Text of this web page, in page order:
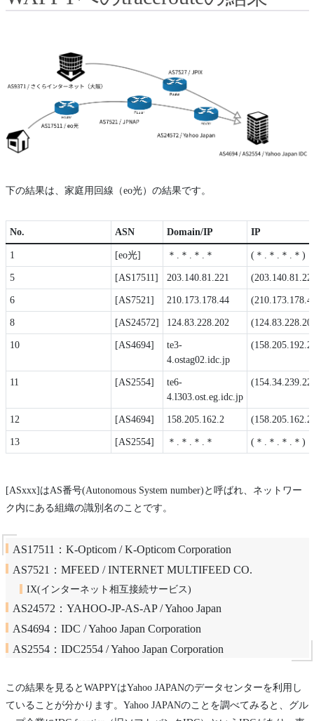
下の結果は、家庭用回線（eo光）の結果です。
No. ASN Domain/IP IP
1 [eo光] ＊.＊.＊.＊ (＊.＊.＊.＊)
5 [AS17511] 203.140.81.221
6 [AS7521] 210.173.178.44
8 [AS24572] 124.83.228.202
10 [AS4694]
te3-
4.ostag02.idc.jp
11 [AS2554]
te6-
4.l303.ost.eg.idc.jp
12 [AS4694] 158.205.162.2
13 [AS2554] ＊.＊.＊.＊ (＊.＊.＊.＊)
[ASxxx]はAS番号(Autonomous System number)と呼ばれ、ネットワー
ク内にある組織の識別名のことです。
AS17511：K-Opticom / K-Opticom Corporation
AS7521：MFEED / INTERNET MULTIFEED CO.
IX(インターネット相互接続サービス)
AS24572：YAHOO-JP-AS-AP / Yahoo Japan
AS4694：IDC / Yahoo Japan Corporation
AS2554：IDC2554 / Yahoo Japan Corporation
この結果を見るとWAPPYはYahoo JAPANのデータセンターを利用し
ていることが分かります。Yahoo JAPANのことを調べてみると、グル